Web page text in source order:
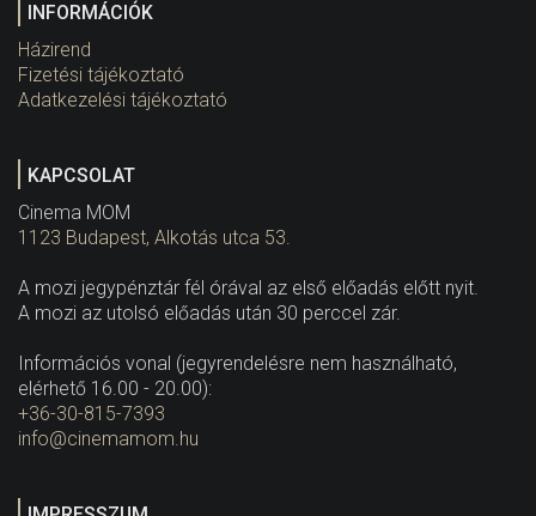
INFORMÁCIÓK
Házirend
Fizetési tájékoztató
Adatkezelési tájékoztató
KAPCSOLAT
Cinema MOM
1123 Budapest, Alkotás utca 53.
A mozi jegypénztár fél órával az első előadás előtt nyit.
A mozi az utolsó előadás után 30 perccel zár.
Információs vonal (jegyrendelésre nem használható,
elérhető 16.00 - 20.00):
+36-30-815-7393
info@cinemamom.hu